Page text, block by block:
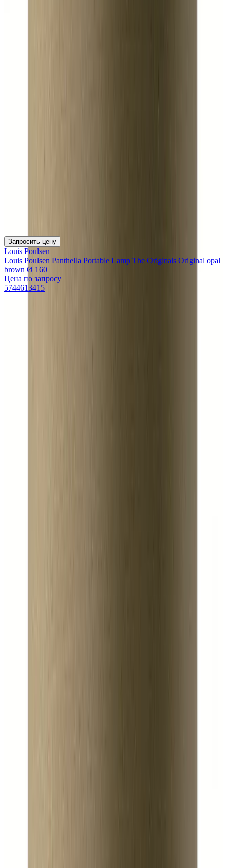
Запросить цену
Louis Poulsen
Louis Poulsen Panthella Portable Lamp The Originals Original opal
brown Ø 160
Цена по запросу
5744613415